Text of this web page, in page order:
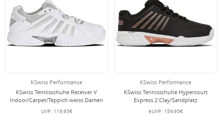
KSwiss Performance
KSwiss Tennisschuhe Receiver V
Indoor/Carpet/Teppich weiss Damen
UVP: 119,95€
KSwiss Performance
KSwiss Tennisschuhe Hypercourt
Express 2 Clay/Sandplatz
schwarz/rose Damen
eUVP: 159,95€